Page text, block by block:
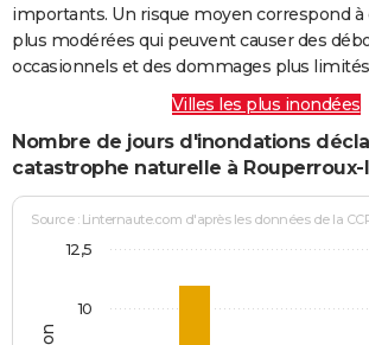
importants. Un risque moyen correspond à
plus modérées qui peuvent causer des
occasionnels et des dommages plus
Villes les plus inondées
Nombre de jours d'inondations
catastrophe naturelle à
Source : Linternaute.com d'après les données de la
10
12,5